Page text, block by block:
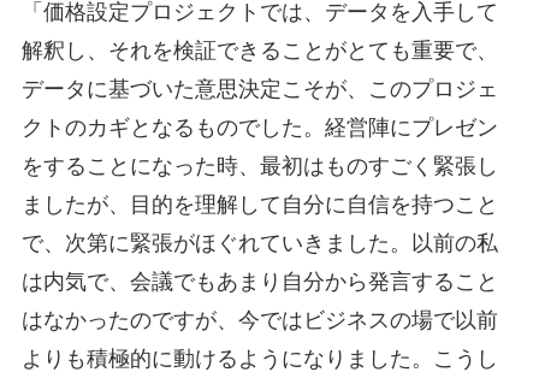
「価格設定プロジェクトでは、データを入手して
解釈し、それを検証できることがとても重要で、
データに基づいた意思決定こそが、このプロジェ
クトのカギとなるものでした。経営陣にプレゼン
をすることになった時、最初はものすごく緊張し
ましたが、目的を理解して自分に自信を持つこと
で、次第に緊張がほぐれていきました。以前の私
は内気で、会議でもあまり自分から発言すること
はなかったのですが、今ではビジネスの場で以前
よりも積極的に動けるようになりました。こうし